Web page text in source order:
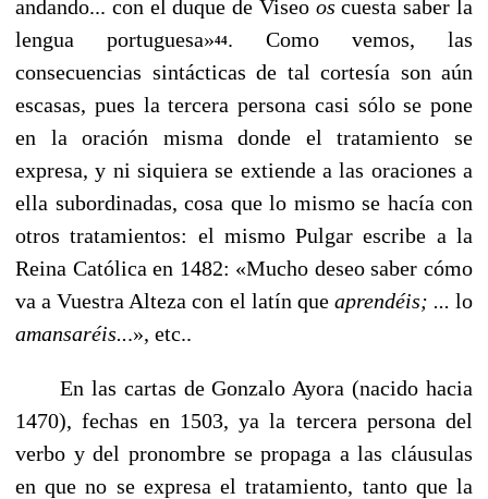
andando... con el duque de Viseo os cuesta saber la
lengua portuguesa»44. Como vemos, las
consecuencias sintácticas de tal cortesía son aún
escasas, pues la tercera persona casi sólo se pone
en la oración misma donde el tratamiento se
expresa, y ni siquiera se extiende a las oraciones a
ella subordinadas, cosa que lo mismo se hacía con
otros tratamientos: el mismo Pulgar escribe a la
Reina Católica en 1482: «Mucho deseo saber cómo
va a Vuestra Alteza con el latín que aprendéis; ...lo
amansaréis...», etc..
En las cartas de Gonzalo Ayora (nacido hacia
1470), fe­chas en 1503, ya la tercera persona del
verbo y del pro­nombre se propaga a las cláusulas
en que no se expresa el tratamiento, tanto que la